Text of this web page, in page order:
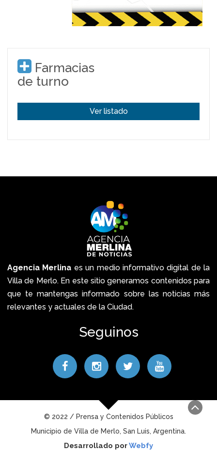
Farmacias
de turno
Ver listado
Agencia Merlina es un medio informativo digital de la
Villa de Merlo. En este sitio generamos contenidos para
que te mantengas informado sobre las noticias más
relevantes y actuales de la Ciudad.
Seguinos
© 2022 / Prensa y Contenidos Públicos
Municipio de Villa de Merlo, San Luis, Argentina.
Desarrollado porWebfy